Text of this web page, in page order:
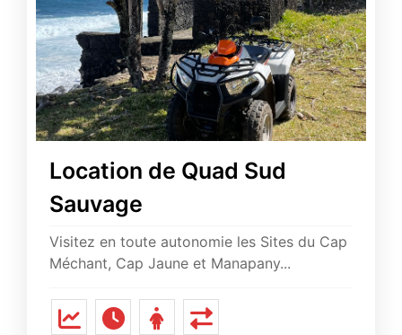
Location de Quad Sud
Sauvage
Visitez en toute autonomie les Sites du Cap
Méchant, Cap Jaune et Manapany...